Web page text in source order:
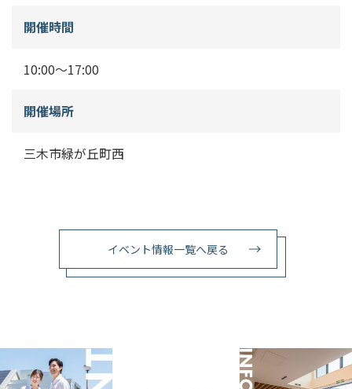
開催時間
10:00～17:00
開催場所
三木市緑が丘町西
イベント情報一覧へ戻る